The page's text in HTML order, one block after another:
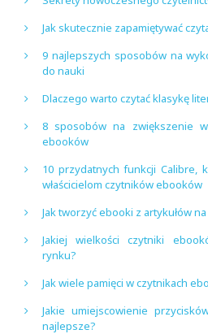
Jak skutecznie zapamiętywać
9 najlepszych sposobów na
do nauki
Dlaczego warto czytać klasykę
8 sposobów na zwiększenie
ebooków
10 przydatnych funkcji Calibre,
właścicielom czytników ebooków
Jak tworzyć ebooki z artykułów
Jakiej wielkości czytniki
rynku?
Jak wiele pamięci w czytnikach
Jakie umiejscowienie
najlepsze?